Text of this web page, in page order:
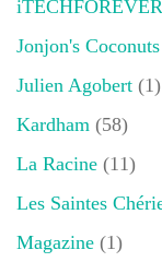
Jonjon's Coconuts
Julien Agobert (1)
Kardham (58)
La Racine (11)
Les Saintes
Magazine (1)